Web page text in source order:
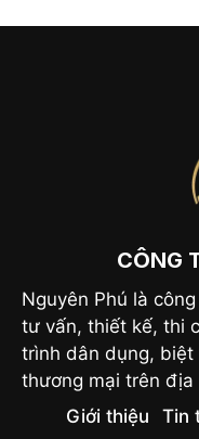
CÔNG
Nguyên Phú là
tư vấn, thiết kế, thi
trình dân dụng, biệt
thương mại trên
Giới thiệu
Tin